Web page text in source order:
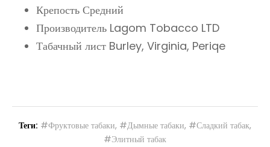
Крепость Средний
Производитель Lagom Tobacco LTD
Табачный лист Burley, Virginia, Periqe
Теги: #Фруктовые табаки, #Дымные табаки, #Сладкий табак,
#Элитный табак